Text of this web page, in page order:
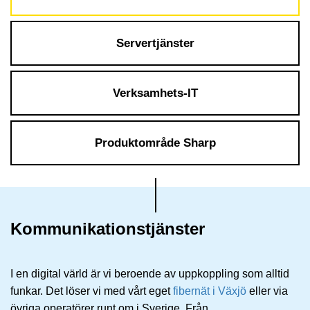
Servertjänster
Verksamhets-IT
Produktområde Sharp
Kommunikationstjänster
I en digital värld är vi beroende av uppkoppling som alltid
funkar. Det löser vi med vårt egetfibernät i Växjö eller via